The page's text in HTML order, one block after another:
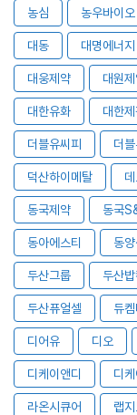
농심 농우바이오
대동 대명에너지
대웅제약 대원
대한유화 대한
더블유씨피 더
덕산하이메탈
동국제약 동국
동아에스티 동
두산그룹 두산밥
두산퓨얼셀 듀
디어유 디오
디케이앤디 디케
라온시큐어 랩